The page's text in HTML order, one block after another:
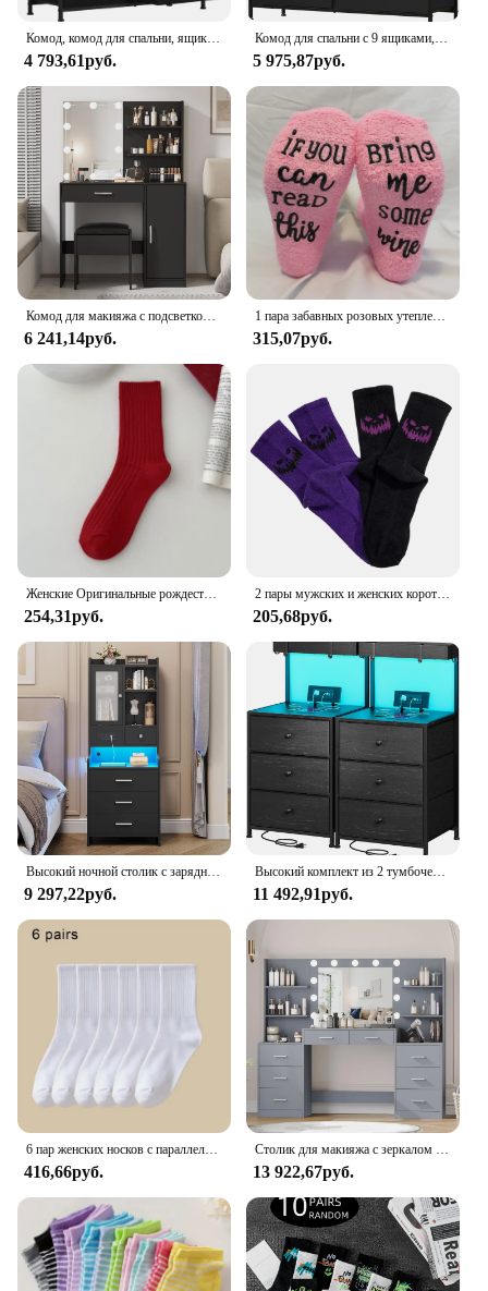
Комод, комод для спальни, ящик-органайзер, ящики для хранения, тканевая башня для хранения с 8 ящиками
4 793,61руб.
Комод для спальни с 9 ящиками, органайзер для тканевого шкафа, комод для ткани с металлической рамой и деревянной настольной башней для хранения
5 975,87руб.
Комод для макияжа с подсветкой, туалетный столик с зеркалом и подсветкой, большой ящик и двухъярусный шкаф для хранения вещей, белый/черный
6 241,14руб.
1 пара забавных розовых утепленных женских носков с надписью «Если вы можете прочитать это, принесите мне немного вина», мягкая и удобная грелка
315,07руб.
254,31руб.
2 пары мужских и женских коротких носков, черные и фиолетовые, на Хэллоуин, удобные, дышащие, влагоотводящие
205,68руб.
9 297,22руб.
Высокий комплект из 2 тумбочек с зарядной станцией и светодиодными лампочками, тумбочка с 3 ящиками и полками, прикроватный столик с USB-портами
11 492,91руб.
416,66руб. 13 922,67руб.